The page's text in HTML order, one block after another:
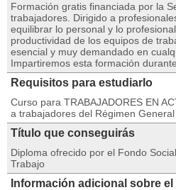
Formación gratis financiada por la
trabajadores. Dirigido a
equilibrar lo personal y lo
productividad de los equipos de
esencial y muy demandado en
Impartiremos esta formación
Requisitos para estudiarlo
Curso para TRABAJADORES EN
a trabajadores del Régimen
Título que conseguirás
Diploma ofrecido por el Fondo
Trabajo
Información adicional sobre el